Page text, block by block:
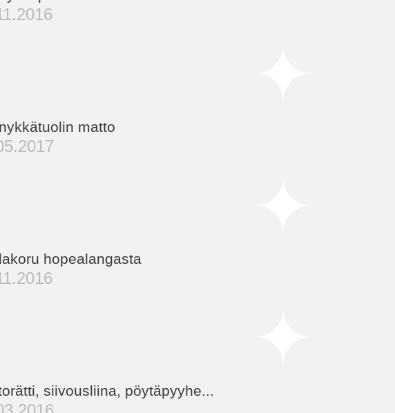
matto
hopealangasta
siivousliina, pöytäpyyhe...